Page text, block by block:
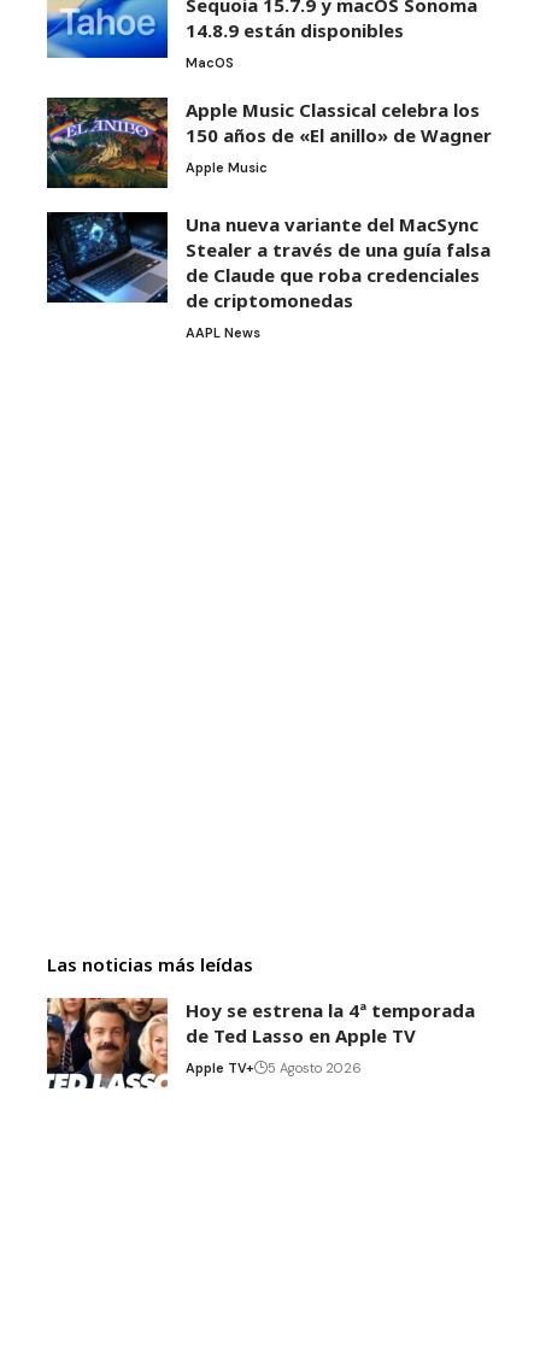
14.8.9 están disponibles
MacOS
Apple Music Classical celebra los
150 años de «El anillo» de Wagner
Apple Music
Una nueva variante del MacSync
Stealer a través de una guía falsa
de Claude que roba credenciales
de criptomonedas
AAPL News
Las noticias más leídas
Hoy se estrena la 4ª temporada
de Ted Lasso en Apple TV
Apple TV+ 5 Agosto 2026